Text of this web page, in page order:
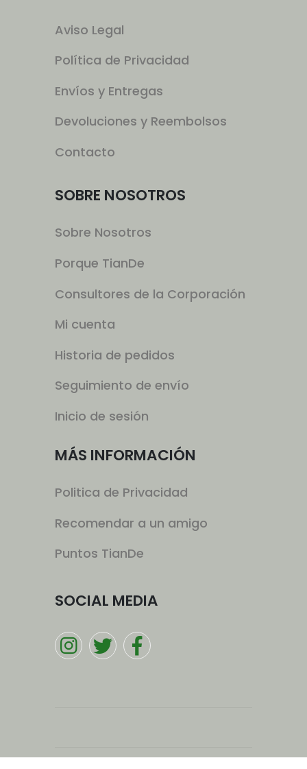
Aviso Legal
Política de Privacidad
Envíos y Entregas
Devoluciones y Reembolsos
Contacto
SOBRE NOSOTROS
Sobre Nosotros
Porque TianDe
Consultores de la Corporación
Mi cuenta
Historia de pedidos
Seguimiento de envío
Inicio de sesión
MÁS INFORMACIÓN
Politica de Privacidad
Recomendar a un amigo
Puntos TianDe
SOCIAL MEDIA